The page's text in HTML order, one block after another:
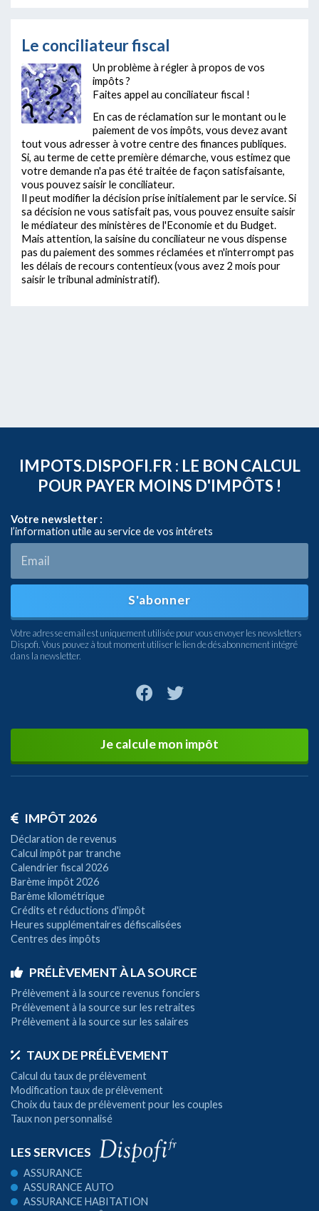
Le conciliateur fiscal
Un problème à régler à propos de vos
impôts ?
Faites appel au conciliateur fiscal !
En cas de réclamation sur le montant ou le
paiement de vos impôts, vous devez avant
tout vous adresser à votre centre des finances publiques.
Si, au terme de cette première démarche, vous estimez que
votre demande n'a pas été traitée de façon satisfaisante,
vous pouvez saisir le conciliateur.
Il peut modifier la décision prise initialement par le service. Si
sa décision ne vous satisfait pas, vous pouvez ensuite saisir
le médiateur des ministères de l'Economie et du Budget.
Mais attention, la saisine du conciliateur ne vous dispense
pas du paiement des sommes réclamées et n'interrompt pas
les délais de recours contentieux (vous avez 2 mois pour
saisir le tribunal administratif).
IMPOTS.DISPOFI.FR : LE BON CALCUL
POUR PAYER MOINS D'IMPÔTS !
Votre newsletter :
l’information utile au service de vos intérets
S'abonner
Votre adresse email est uniquement utilisée pour vous envoyer les newsletters
Dispofi. Vous pouvez à tout moment utiliser le lien de désabonnement intégré
dans la newsletter.
Je calcule mon impôt
IMPÔT 2026
Déclaration de revenus
Calcul impôt par tranche
Calendrier fiscal 2026
Barème impôt 2026
Barème kilométrique
Crédits et réductions d'impôt
Heures supplémentaires défiscalisées
Centres des impôts
PRÉLÈVEMENT À LA SOURCE
Prélèvement à la source revenus fonciers
Prélèvement à la source sur les retraites
Prélèvement à la source sur les salaires
TAUX DE PRÉLÈVEMENT
Calcul du taux de prélèvement
Modification taux de prélèvement
Choix du taux de prélèvement pour les couples
Taux non personnalisé
LES SERVICES
ASSURANCE
ASSURANCE AUTO
ASSURANCE HABITATION